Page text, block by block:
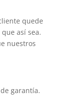
quede
así sea.
nuestros
garantía.